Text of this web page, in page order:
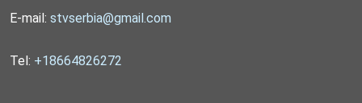
E-mail: stvserbia@gmail.com
Tel: +18664826272